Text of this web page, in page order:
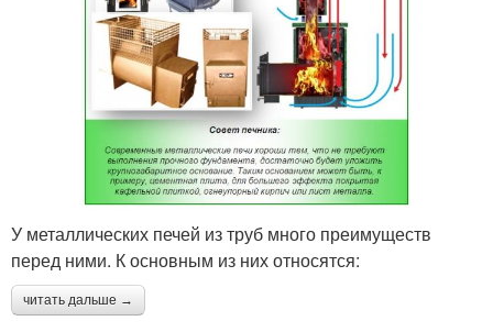
У металлических печей из труб много преимуществ
перед ними. К основным из них относятся:
читать дальше →